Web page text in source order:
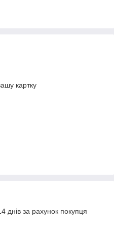
картку
днів за рахунок покупця